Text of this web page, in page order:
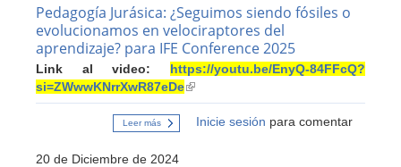
Innovación,
educación
y
el
desafío
del
futuro
(Monterrey,
México)
Pedagogía Jurásica: ¿Seguimos siendo fósiles o
evolucionamos en velociraptores del
aprendizaje? para IFE Conference 2025
Link al video: https://youtu.be/EnyQ-84FFcQ?
si=ZWwwKNrrXwR87eDe(link
is
external)
Leer más sobre
Pedagogía
¿Seguimos
Inicie sesión para comentar
20 de Diciembre de 2024